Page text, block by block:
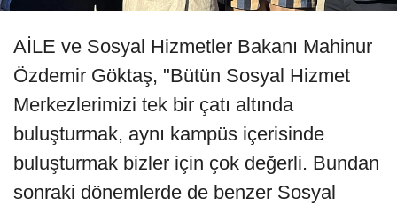
AİLE ve Sosyal Hizmetler Bakanı Mahinur
Özdemir Göktaş, "Bütün Sosyal Hizmet
Merkezlerimizi tek bir çatı altında
buluşturmak, aynı kampüs içerisinde
buluşturmak bizler için çok değerli. Bundan
sonraki dönemlerde de benzer Sosyal